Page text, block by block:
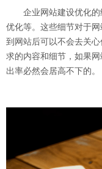
企业网站建设优化的
优化等。这些细节对于
到网站后可以不会去关
求的内容和细节，如果
出率必然会居高不下的。